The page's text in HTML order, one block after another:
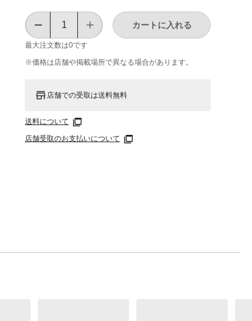
最大注文数は0です
カートに入れる
※価格は​店舗や​掲載場所で​異なる​場合が​あります。
店舗での受取は送料無料
送料について
店舗受取のお支払いについて